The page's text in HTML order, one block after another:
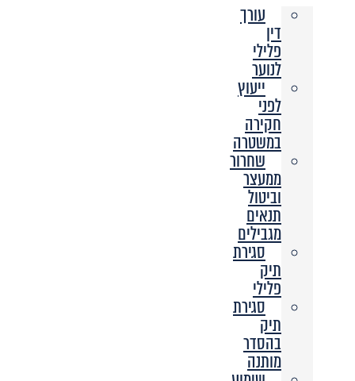
עורך
דין
פלילי
לנוער
ייעוץ
לפני
חקירה
במשטרה
שחרור
ממעצר
וביטול
תנאים
מגבילים
סגירת
תיק
פלילי
סגירת
תיק
בהסדר
מותנה